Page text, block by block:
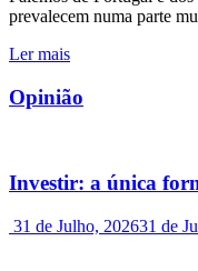
prevalecem numa parte
Ler mais
Opinião
Investir: a única
31 de Julho, 202631 de